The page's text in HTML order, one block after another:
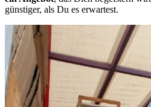
günstiger, als Du es erwartest.